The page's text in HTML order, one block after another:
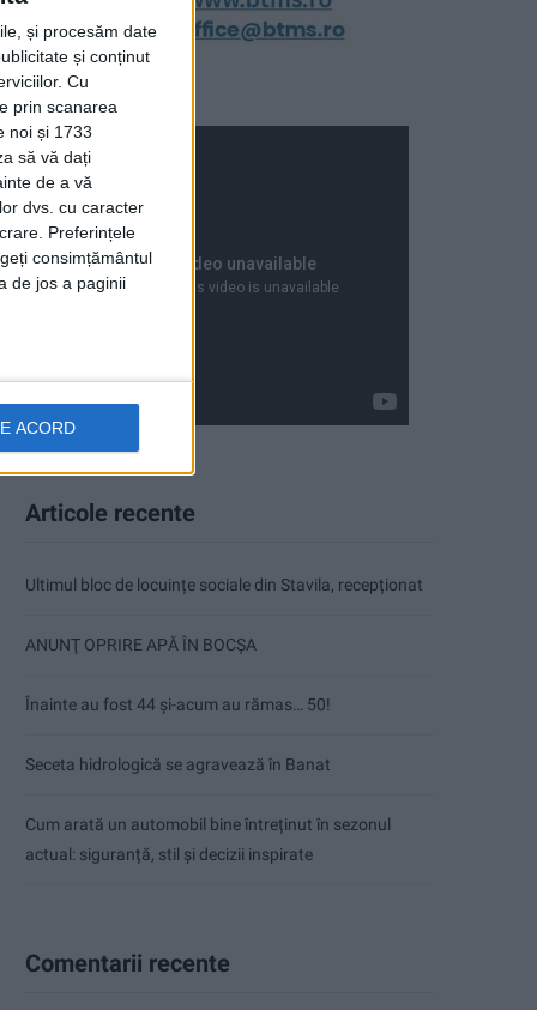
și procesăm date
și conținut
Cu
prin scanarea
noi și 1733
să vă dați
de a vă
dvs. cu caracter
Preferințele
consimțământul
de jos a paginii
ACORD
Articole recente
Ultimul bloc de locuințe sociale din Stavila, recepționat
ANUNŢ OPRIRE APĂ ÎN BOCȘA
Înainte au fost 44 și-acum au rămas… 50!
Seceta hidrologică se agravează în Banat
Cum arată un automobil bine întreținut în sezonul
actual: siguranță, stil și decizii inspirate
Comentarii recente